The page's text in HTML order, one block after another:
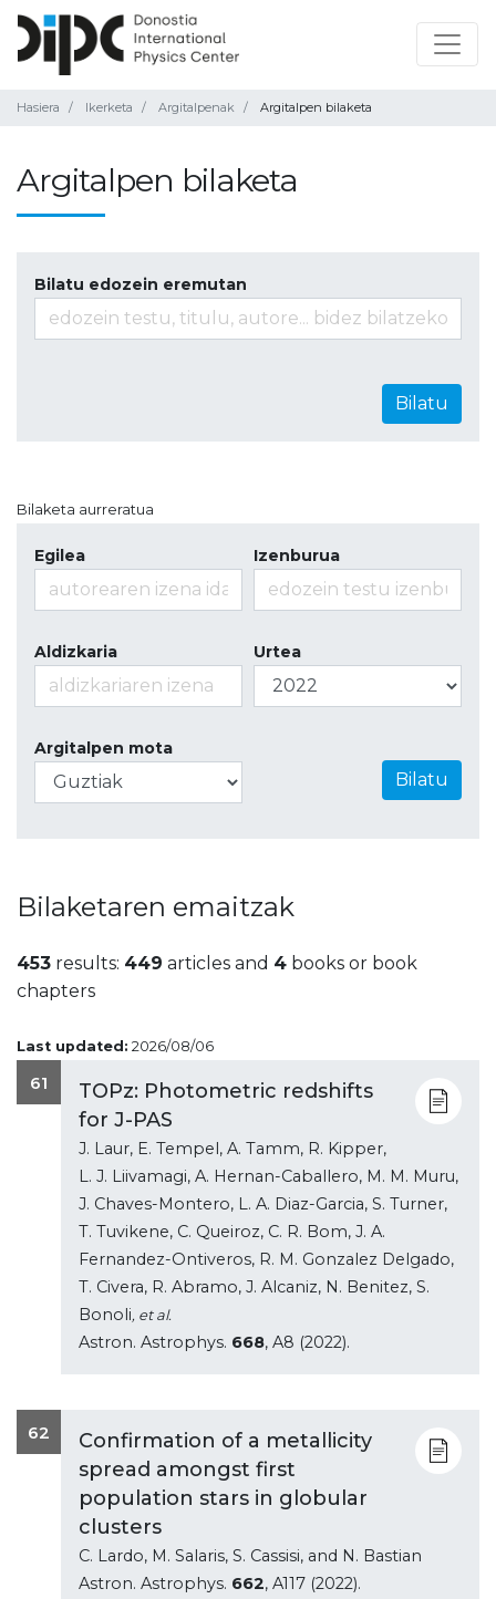
Hasiera Ikerketa Argitalpenak Argitalpen bilaketa
Argitalpen bilaketa
Bilatu edozein eremutan
Bilatu
Bilaketa aurreratua
Egilea Izenburua
Aldizkaria Urtea
Argitalpen mota
Bilatu
Bilaketaren emaitzak
453 results: 449 articles and 4 books or book
chapters
Last updated: 2026/08/06
61
TOPz: Photometric redshifts
for J-PAS
J. Laur, E. Tempel, A. Tamm, R. Kipper,
L. J. Liivamagi, A. Hernan-Caballero, M. M. Muru,
J. Chaves-Montero, L. A. Diaz-Garcia, S. Turner,
T. Tuvikene, C. Queiroz, C. R. Bom, J. A.
Fernandez-Ontiveros, R. M. Gonzalez Delgado,
T. Civera, R. Abramo, J. Alcaniz, N. Benitez, S.
Bonoli, et al.
Astron. Astrophys. 668, A8 (2022).
62
Confirmation of a metallicity
spread amongst first
population stars in globular
clusters
C. Lardo, M. Salaris, S. Cassisi, and N. Bastian
Astron. Astrophys. 662, A117 (2022).